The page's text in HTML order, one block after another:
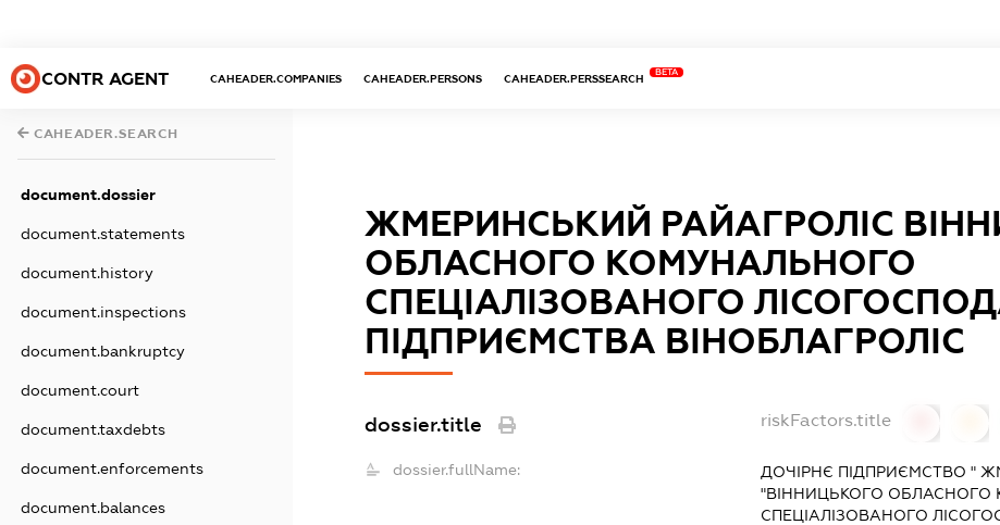
CONTR AGENT CAHEADER.COMPANIES CAHEADER.PERSONS CAHEADER.PERSSEARCH
BETA
CAHEADER.SEARCH
document.dossier
document.statements
document.history
document.inspections
document.bankruptcy
document.court
document.taxdebts
document.enforcements
document.balances
ЖМЕРИНСЬКИЙ РАЙАГРОЛІС
ОБЛАСНОГО КОМУНАЛЬНОГО
СПЕЦІАЛІЗОВАНОГО
ПІДПРИЄМСТВА ВІНОБЛАГРОЛІС
dossier.title riskFactors.title
dossier.fullName:
ДОЧІРНЄ ПІДПРИЄМСТВО "
"ВІННИЦЬКОГО ОБЛАСНОГО
СПЕЦІАЛІЗОВАНОГО